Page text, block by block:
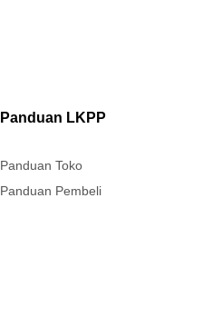
Panduan LKPP
Panduan Toko
Panduan Pembeli